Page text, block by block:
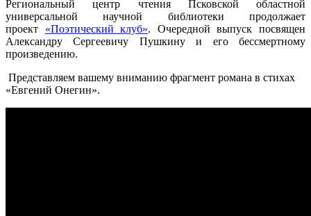
Региональный центр чтения Псковской областной
универсальной научной библиотеки продолжает
проект «Поэтический клуб». Очередной выпуск посвящен
Александру Сергеевичу Пушкину и его бессмертному
произведению.
Представляем вашему вниманию фрагмент романа в стихах
«Евгений Онегин».